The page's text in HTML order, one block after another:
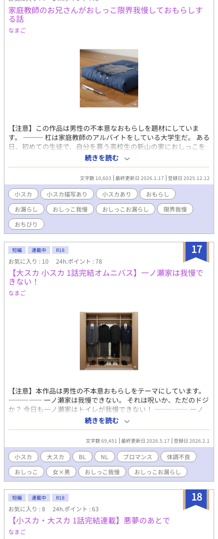
家庭教師のお兄さんがおしっこ限界我慢しておもらしす
る話
なまご
【注意】この作品は男性の不本意なおもらしを題材にしていま
す。 ――― 杠は家庭教師のアルバイトをしている大学生だ。 ある
日、初めての生徒で、自分を慕う高校生の新山の家におしっこを
我慢した状態で向かうが、トイレを借りるタイミングを掴めず窮
地に陥る。 【小スカ・大スカ 短編集】
https://www.alphapolis.co.jp/novel/425706168/224016413 ※
同じものが掲載してあります。 短編集へ統合するつもりでした
が、未だに読んでいただく機会が多いので、こちらを削除するの
が申し訳なくなってしまいました。 そのため当分はこのまま残し
ておこうと思います。 意見が二転三転してしまいすみません。
続きを読む
文字数 10,603 最終更新日 2026.1.17 登録日 2025.12.12
小スカ 小スカ描写あり 小スカあり
おもらし
お漏らし
おしっこ我慢 おしっこお漏らし
限界我慢
おちびり
17
短編 連載中 R18
お気に入り : 10 24h.ポイント : 78
【大スカ 小スカ 1話完結オムニバス】一ノ瀬家は我慢で
きない！
なまご
【注意】本作品は男性の不本意おもらしをテーマにしています。
――――― 一ノ瀬家は我慢できない。 それは呪いか、ただのドジ
か？ 今日も一ノ瀬家はトイレが我慢できない！ ――――― 一ノ
瀬家の父・和（38歳）、長男・光毅（大学2年）、次男・剛毅
（高校1年）、三男・龍毅（中学3年）はそれぞれの理由でおもら
しをしてしまう。 4人が織り成す1話完結おもらしストーリー。 お
好きなシチュエーションだけつまみ食いOK！笑
続きを読む
文字数 69,451 最終更新日 2026.5.17 登録日 2026.2.1
小スカ 大スカ BL NL ブロマンス
体調不良
おしっこ
女×男 おしっこ我慢 おしっこお漏らし
18
短編 連載中 R18
お気に入り : 8 24h.ポイント : 63
【小スカ・大スカ 1話完結連載】悪夢のあとで
なまご